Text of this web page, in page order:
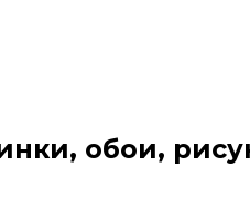
обои,